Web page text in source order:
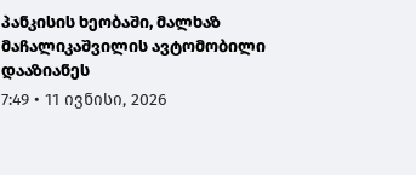
პანკისის ხეობაში, მალხაზ
მაჩალიკაშვილის ავტომობილი
დააზიანეს
7:49 • 11 ივნისი, 2026